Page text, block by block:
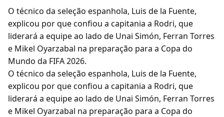
O técnico da seleção espanhola, Luis de la Fuente,
explicou por que confiou a capitania a Rodri, que
liderará a equipe ao lado de Unai Simón, Ferran Torres
e Mikel Oyarzabal na preparação para a Copa do
Mundo da FIFA 2026.
O técnico da seleção espanhola, Luis de la Fuente,
explicou por que confiou a capitania a Rodri, que
liderará a equipe ao lado de Unai Simón, Ferran Torres
e Mikel Oyarzabal na preparação para a Copa do